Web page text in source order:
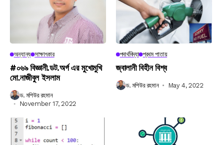
অন্যান্য সাক্ষাৎকার
#০৬৯ বিজ্ঞানী.ডট.অর্গ এর মুখোমুখি
মো.নাজীবুল ইসলাম
ড. মশিউর রহমান
November 17, 2022
পদার্থবিদ্যা প্রথম পাতায়
জ্বালানী বিহীন বিশ্ব
ড. মশিউর রহমান May 4, 2022